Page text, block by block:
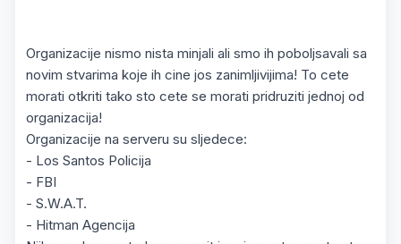
Organizacije nismo nista minjali ali smo ih poboljsavali sa
novim stvarima koje ih cine jos zanimljivijima! To cete
morati otkriti tako sto cete se morati pridruziti jednoj od
organizacija!
Organizacije na serveru su sljedece:
- Los Santos Policija
- FBI
- S.W.A.T.
- Hitman Agencija